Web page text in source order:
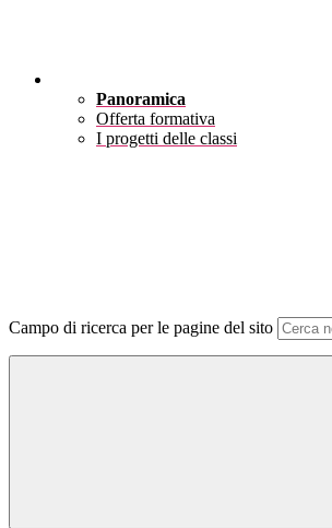
Panoramica
Offerta formativa
I progetti delle classi
Campo di ricerca per le pagine del sito